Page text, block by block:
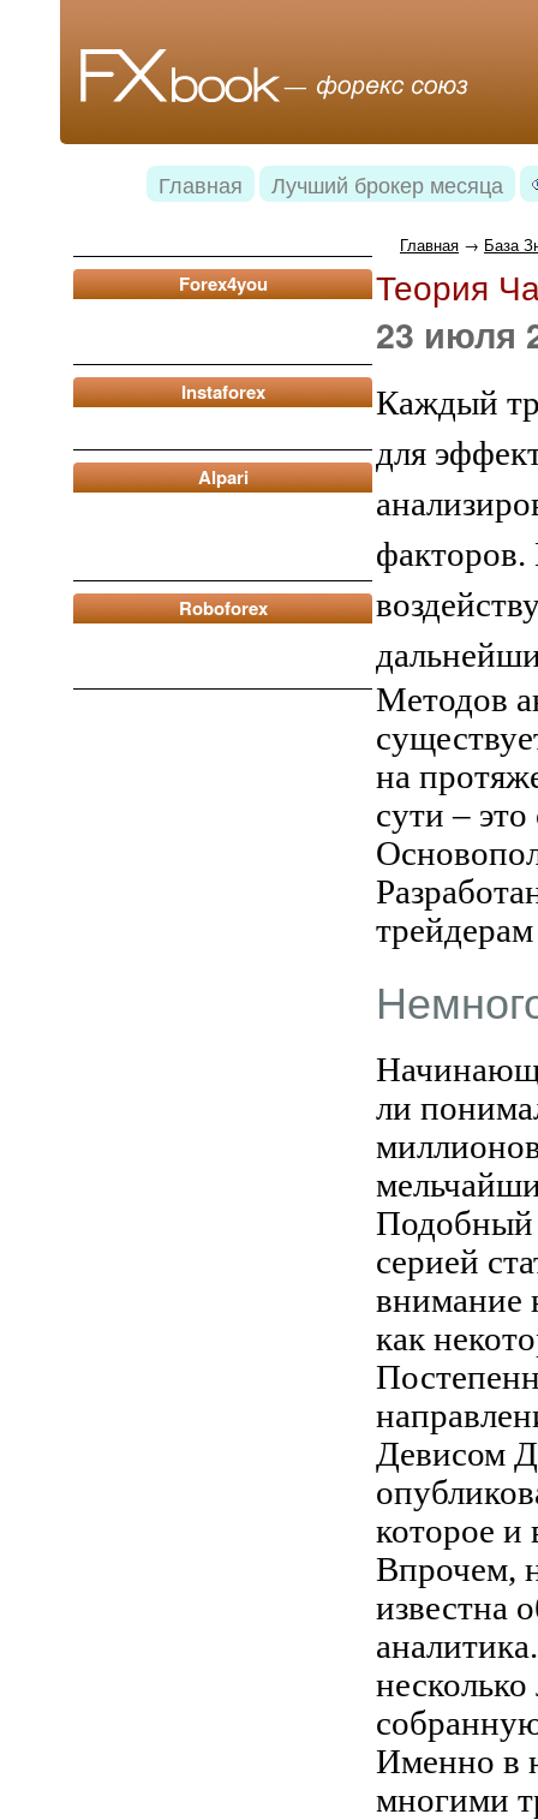
Главная Лучший брокер месяца
Forex4you
Instaforex
Alpari
Roboforex
Главная → База
Теория
23 июля
Каждый
для
Методов
на
сути –
ли
Подобный
серией
внимание
как
Девисом
которое и
Впрочем,
известна
Именно в
многими